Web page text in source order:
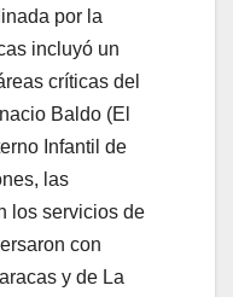
por la
incluyó un
críticas del
Baldo (El
Infantil de
las
los servicios de
con
y de La